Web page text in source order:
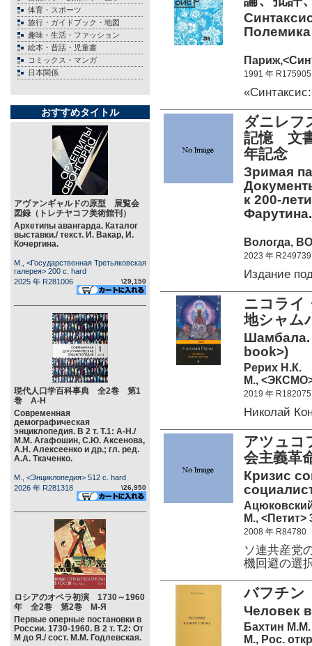
体育・スポーツ
旅行・ガイドブック・地図
趣味・生活・ファッション
絵本・昔話・児童書
コミックス・マンガ
日本関係
おすすめタイトル
アヴァンギャルドの原型 展覧会
図録（トレチヤコフ美術館刊）
Архетипы авангарда. Каталог
выставки./ текст. И. Вакар, И.
Кочергина.
М., <Государственная Третьяковская
галерея> 200 c. hard
2025 年 R281006
\29,150
現代人口学百科事典 全2巻 第1
巻 А-Н
Современная
демографическая
энциклопедия. В 2 т. Т.1: А-Н./
М.М. Агафошин, С.Ю. Аксенова,
А.Н. Алексеенко и др.; гл. ред.
А.А. Ткаченко.
М., <Энциклопедия> 512 c. hard
2026 年 R281318
\26,950
ロシアのオペラ初演 1730～1960
年 全2巻 第2巻 М-Я
Первые оперные постановки в
России. 1730-1960. В 2 т. Т.2: От
М до Я./ сост. М.М. Годлевская.
1991 年 R175905
ダニレフ
記憶 文
年記念
Зримая
к 200-
Фарутина.
Вологда,
2023 年 R249739
Издание
ニコライ
地シャ
Шамбала.
book>)
Рерих Н.К.
М.,
2019 年 R182075
Николай
アツュコ
会主義革
Кризис
М., <Петит>
2008 年 R84780
ソ連共産党
機回避の選
バフチン
Человек
Бахтин М.М.
М., Рос.